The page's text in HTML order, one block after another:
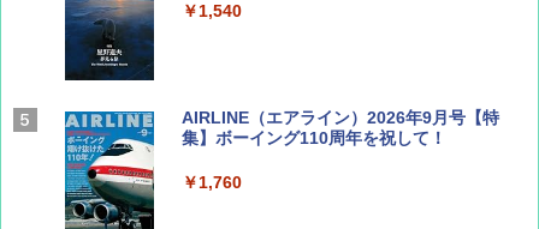
￥1,540
AIRLINE（エアライン）2026年9月号【特
集】ボーイング110周年を祝して！
￥1,760